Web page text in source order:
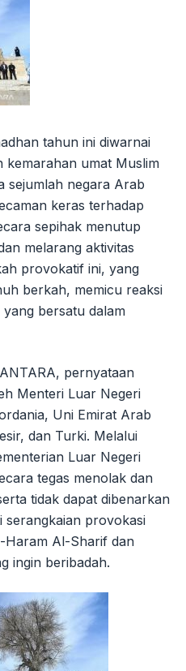
tahun ini diwarnai
kemarahan umat Muslim
sejumlah negara Arab
keras terhadap
sepihak menutup
melarang aktivitas
provokatif ini, yang
berkah, memicu reaksi
bersatu dalam
pernyataan
Menteri Luar Negeri
Uni Emirat Arab
dan Turki. Melalui
Luar Negeri
tegas menolak dan
tidak dapat dibenarkan
serangkaian provokasi
Haram Al-Sharif dan
ingin beribadah.